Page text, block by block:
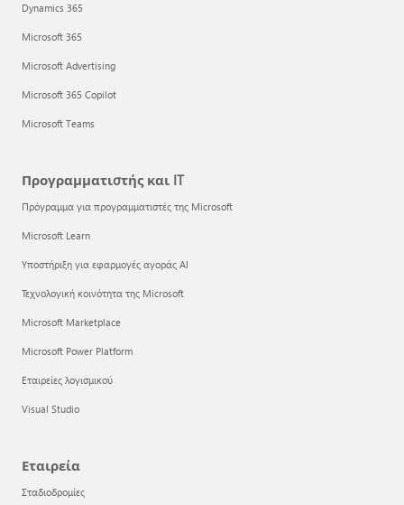
Dynamics 365
Microsoft 365
Microsoft Advertising
Microsoft 365 Copilot
Microsoft Teams
Προγραμματιστής και IT
Πρόγραμμα για προγραμματιστές της Microsoft
Microsoft Learn
Υποστήριξη για εφαρμογές αγοράς AI
Τεχνολογική κοινότητα της Microsoft
Microsoft Marketplace
Microsoft Power Platform
Εταιρείες λογισμικού
Visual Studio
Εταιρεία
Σταδιοδρομίες